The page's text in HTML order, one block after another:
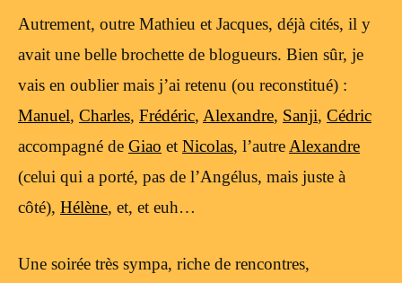
Autrement, outre Mathieu et Jacques, déjà cités, il y
avait une belle brochette de blogueurs. Bien sûr, je
vais en oublier mais j’ai retenu (ou reconstitué) :
Manuel, Charles, Frédéric, Alexandre, Sanji, Cédric
accompagné de Giao et Nicolas, l’autre Alexandre
(celui qui a porté, pas de l’Angélus, mais juste à
côté), Hélène, et, et euh…
Une soirée très sympa, riche de rencontres,